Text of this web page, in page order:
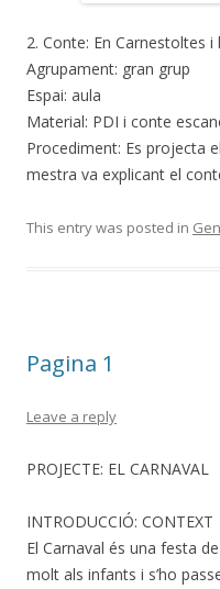
2. Conte: En Carnestoltes i
Agrupament: gran grup
Espai: aula
Material: PDI i conte
Procediment: Es projecta
mestra va explicant el
This entry was posted in
Pagina 1
Leave a reply
PROJECTE: EL CARNAVAL
INTRODUCCIÓ: CONTEXT
El Carnaval és una festa
molt als infants i s’ho